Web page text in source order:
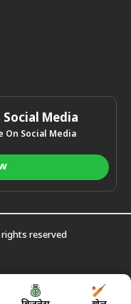
Social Media
On Social Media
rights reserved